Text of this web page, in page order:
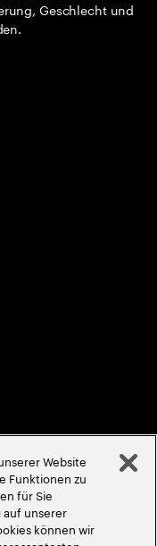
Geschlecht und
Website
Funktionen zu
für Sie
unserer
können wir